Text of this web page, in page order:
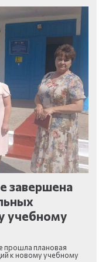
завершена
учебному
прошла плановая
к новому учебному